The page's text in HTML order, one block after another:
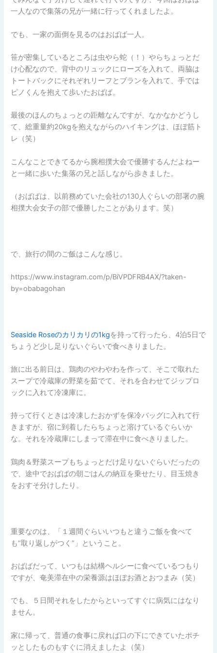
一人なので集落の兄が一緒に行ってくれましたよ。
でも、一家の面倒を見るのはおばば一人。
笹が密集しているところは虫やら蛇（！）やらちょっとだ
け心配なので、背中のリュックにローズを入れて、両脇は
トートバックにそれぞれリーフとブランを入れて、手では
ピノくんを抱えて歩いたおばば。
最後のほんのちょっとの距離なんですが、なかなかどうし
て、総重量約20kgを抱えながらのハイキングは、ほぼ筋ト
レ（笑）
こんなことできてるから腕相撲大会で優勝するんだよねー
と一緒に歩いた集落の兄と話しながら歩きました。
（おばばは、以前務めていた会社の130人ぐらいの部署の腕
相撲大会女子の部で優勝したことがあります。笑）
で、旅行の間のご飯はこんな感じ。
https://www.instagram.com/p/BiVPDFRB4AX/?taken-
by=obabagohan
Seaside Roseのカリカリの1kgを持って行ったら、4泊5日で
ちょうど少し足りないぐらいで食べきりました。
旅に出る前日は、鶏肉のやわやわを作って、そこで取れた
スープで冷蔵庫の野菜を茹でて、それを合わせてジップロ
ックに入れて冷凍庫に。
持って行くときは冷凍したおかずを保冷バッグに入れて行
きますが、宿に到着したらちょっと溶けているぐらいか
な。それを冷蔵庫にしまって滞在中に食べきりました。
鶏肉＆野菜スープもちょっとだけ足りないぐらいだったの
で、途中でおばばの朝ごはんの納豆を乗せたり、目玉焼き
をおすそ分けしたり。
重要なのは、「１週間ぐらいいつもと違うご飯を食べて
も“取り返しがつく”」ということ。
おばばだって、いつもは結構ヘルシーに食べているつもり
ですが、奄美滞在中の栄養源はほぼお酒とおつまみ（笑）
でも、５日間それをしたからといってすぐに病気にはなり
ません。
家に帰って、普通の食事に戻れば口の下にできていたポチ
ッとしたものもすぐに消えましたよ（笑）